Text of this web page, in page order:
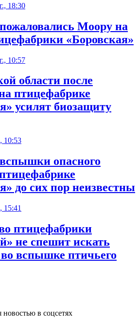
18:30
Моору на
«Боровская»
10:57
области после
птицефабрике
усилят биозащиту
10:53
опасного
до сих пор неизвестны
15:41
птицефабрики
не спешит искать
вспышке птичьего
в соцсетях